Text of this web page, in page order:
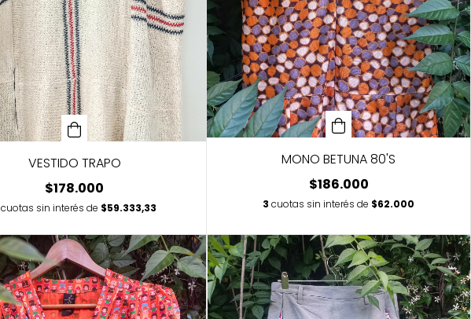
VESTIDO TRAPO
$178.000
cuotas sin interés de $59.333,33
MONO BETUNA 80'S
$186.000
3 cuotas sin interés de $62.000